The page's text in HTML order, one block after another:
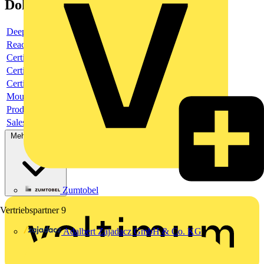
Zumtobel
Vertriebspartner 9
Adalbert Zajadacz GmbH & Co. KG
Dokumente
Deeplink product page
Reach Declaration URL
Certificate
Certificate
Certificate
Mounting Instruction
Product data sheet
Sales brochure
Mehr anzeigen